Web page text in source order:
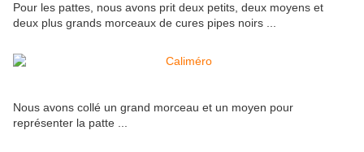
Pour les pattes, nous avons prit deux petits, deux moyens et
deux plus grands morceaux de cures pipes noirs ...
Nous avons collé un grand morceau et un moyen pour
représenter la patte ...